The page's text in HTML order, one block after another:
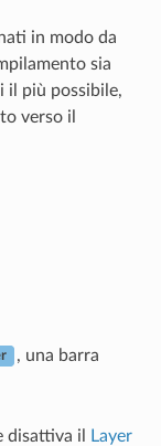
in modo da
sia
il più possibile,
verso il
, una barra
disattiva il
Layer